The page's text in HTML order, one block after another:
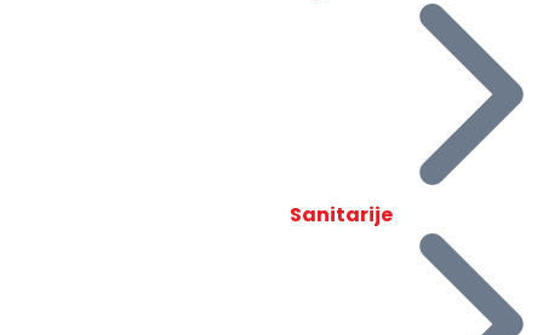
Sanitarije